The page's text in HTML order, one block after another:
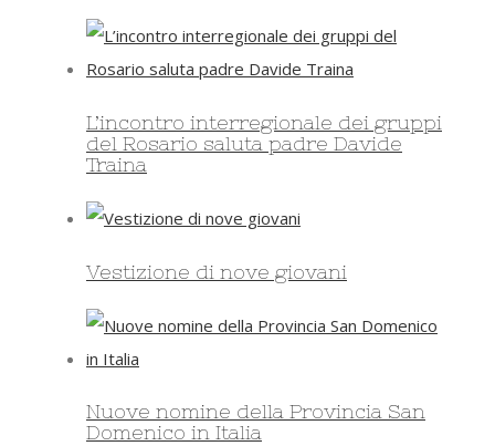
L’incontro interregionale dei gruppi
del Rosario saluta padre Davide
Traina
Vestizione di nove giovani
Nuove nomine della Provincia San
Domenico in Italia